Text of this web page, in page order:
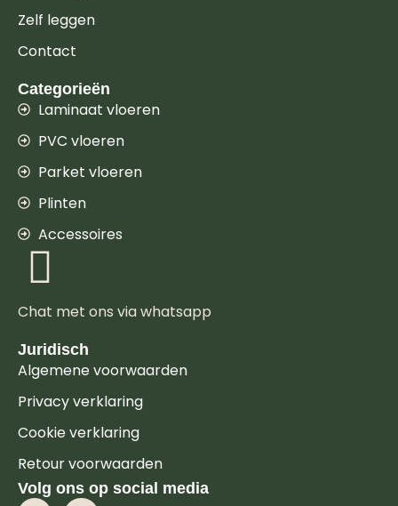
Zelf leggen
Contact
Categorieën
Laminaat vloeren
PVC vloeren
Parket vloeren
Plinten
Accessoires
Chat met ons via whatsapp
Juridisch
Algemene voorwaarden
Privacy verklaring
Cookie verklaring
Retour voorwaarden
Volg ons op social media